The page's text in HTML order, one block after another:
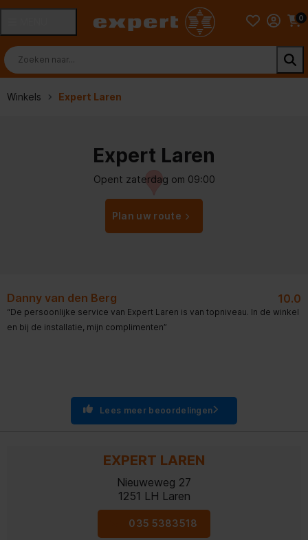
0
Winkels Expert Laren
Expert Laren
Opent zaterdag om 09:00
Plan uw route
10.0
Danny van den Berg
“De persoonlijke service van Expert Laren is van topniveau. In de winkel
en bij de installatie, mijn complimenten”
Lees meer beoordelingen
EXPERT LAREN
Nieuweweg 27
1251 LH Laren
035 5383518